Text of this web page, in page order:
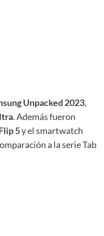
Unpacked 2023,
. Además fueron
5y el smartwatch
a la serie Tab